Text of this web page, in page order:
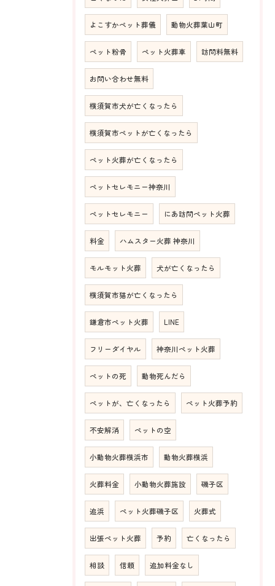
よこすかペット葬儀 動物火葬葉山町
ペット粉骨 ペット火葬車 訪問料無料
お問い合わせ無料
横須賀市犬が亡くなったら
横須賀市ペットが亡くなったら
ペット火葬が亡くなったら
ペットセレモニー神奈川
ペットセレモニー にあ訪問ペット火葬
料金 ハムスター火葬 神奈川
モルモット火葬 犬が亡くなったら
横須賀市猫が亡くなったら
鎌倉市ペット火葬 LINE
フリーダイヤル 神奈川ペット火葬
ペットの死 動物死んだら
ペットが、亡くなったら ペット火葬予約
不安解消 ペットの空
小動物火葬横浜市 動物火葬横浜
火葬料金 小動物火葬施設 磯子区
追浜 ペット火葬磯子区 火葬式
出張ペット火葬 予約 亡くなったら
相談 信頼 追加料金なし